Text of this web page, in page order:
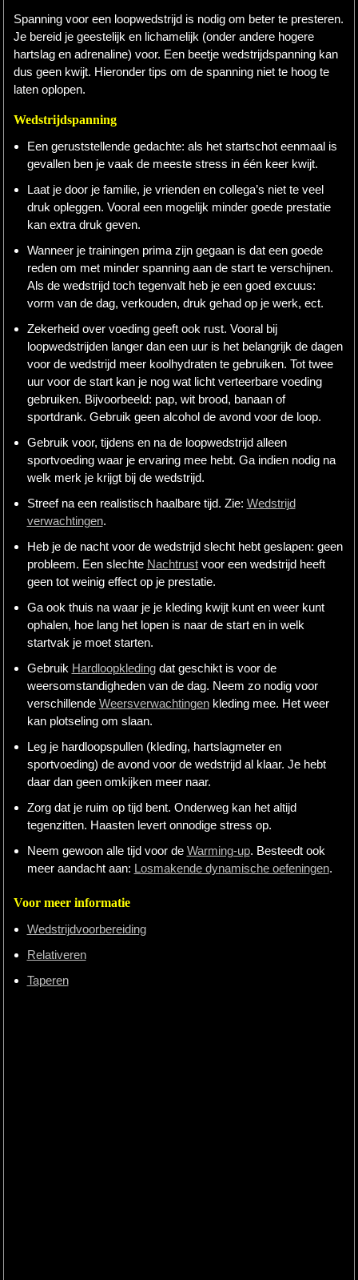
Hardlopen
Extra
Tips
Boeken
Site
Spanning voor een loopwedstrijd is nodig om beter te presteren.
Je bereid je geestelijk en lichamelijk (onder andere hogere
hartslag en adrenaline) voor. Een beetje wedstrijdspanning kan
dus geen kwijt. Hieronder tips om de spanning niet te hoog te
laten oplopen.
Wedstrijdspanning
Een geruststellende gedachte: als het startschot eenmaal is
gevallen ben je vaak de meeste stress in één keer kwijt.
Laat je door je familie, je vrienden en collega’s niet te veel
druk opleggen. Vooral een mogelijk minder goede prestatie
kan extra druk geven.
Wanneer je trainingen prima zijn gegaan is dat een goede
reden om met minder spanning aan de start te verschijnen.
Als de wedstrijd toch tegenvalt heb je een goed excuus:
vorm van de dag, verkouden, druk gehad op je werk, ect.
Zekerheid over voeding geeft ook rust. Vooral bij
loopwedstrijden langer dan een uur is het belangrijk de dagen
voor de wedstrijd meer koolhydraten te gebruiken. Tot twee
uur voor de start kan je nog wat licht verteerbare voeding
gebruiken. Bijvoorbeeld: pap, wit brood, banaan of
sportdrank. Gebruik geen alcohol de avond voor de loop.
Gebruik voor, tijdens en na de loopwedstrijd alleen
sportvoeding waar je ervaring mee hebt. Ga indien nodig na
welk merk je krijgt bij de wedstrijd.
Streef na een realistisch haalbare tijd. Zie: Wedstrijd
verwachtingen.
Heb je de nacht voor de wedstrijd slecht hebt geslapen: geen
probleem. Een slechte Nachtrustvoor een wedstrijd heeft
geen tot weinig effect op je prestatie.
Ga ook thuis na waar je je kleding kwijt kunt en weer kunt
ophalen, hoe lang het lopen is naar de start en in welk
startvak je moet starten.
Gebruik Hardloopkledingdat geschikt is voor de
weersomstandigheden van de dag. Neem zo nodig voor
verschillende Weersverwachtingenkleding mee. Het weer
kan plotseling om slaan.
Leg je hardloopspullen (kleding, hartslagmeter en
sportvoeding) de avond voor de wedstrijd al klaar. Je hebt
daar dan geen omkijken meer naar.
Zorg dat je ruim op tijd bent. Onderweg kan het altijd
tegenzitten. Haasten levert onnodige stress op.
Neem gewoon alle tijd voor de Warming-up. Besteedt ook
meer aandacht aan: Losmakende dynamische oefeningen.
Voor meer informatie
Wedstrijdvoorbereiding
Relativeren
Taperen